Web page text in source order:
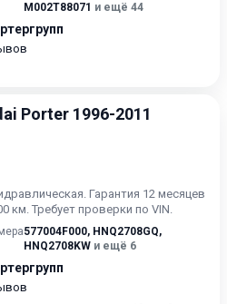
M002T88071 и ещё 44
Porter 1996-2011
Гарантия 12 месяцев
км. Требует проверки по VIN.
577004F000, HNQ2708GQ,
HNQ2708KW и ещё 6